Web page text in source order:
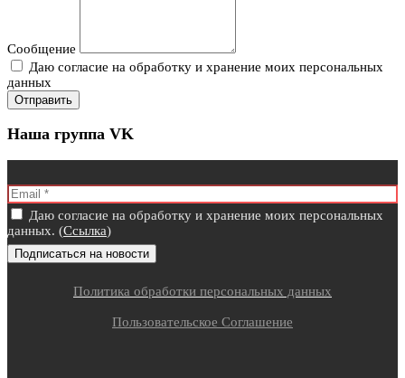
Сообщение
Даю согласие на обработку и хранение моих персональных
данных
Отправить
Наша группа VK
Даю согласие на обработку и хранение моих персональных
данных. (Ссылка)
Политика обработки персональных данных
Пользовательское Соглашение